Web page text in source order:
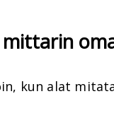
kun alat